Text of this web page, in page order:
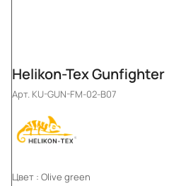
Helikon-Tex Gunfighter
Арт. KU-GUN-FM-02-B07
Цвет : Olive green